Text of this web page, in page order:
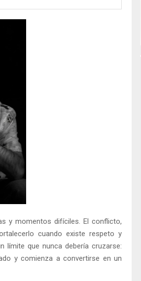
y momentos difíciles. El conflicto,
cuando existe respeto y
límite que nunca debería cruzarse:
y comienza a convertirse en un